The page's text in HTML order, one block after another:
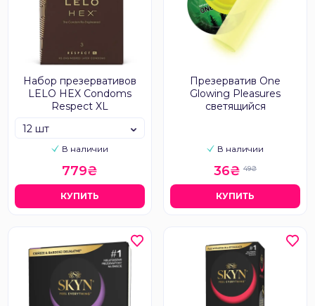
Набор презервативов
LELO HEX Condoms
Respect XL
В наличии
12 шт
779₴
КУПИТЬ
Презерватив One
Glowing Pleasures
светящийся
В наличии
36₴ 49₴
КУПИТЬ